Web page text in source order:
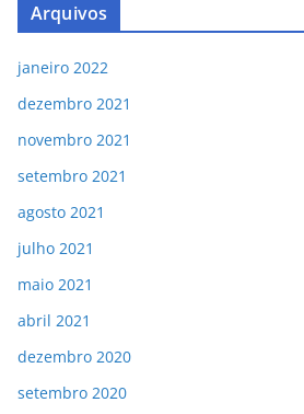
Arquivos
janeiro 2022
dezembro 2021
novembro 2021
setembro 2021
agosto 2021
julho 2021
maio 2021
abril 2021
dezembro 2020
setembro 2020